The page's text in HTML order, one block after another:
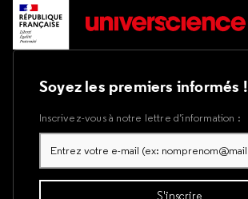
Soyez les premiers informés !
Inscrivez-vous à notre lettre d’information :